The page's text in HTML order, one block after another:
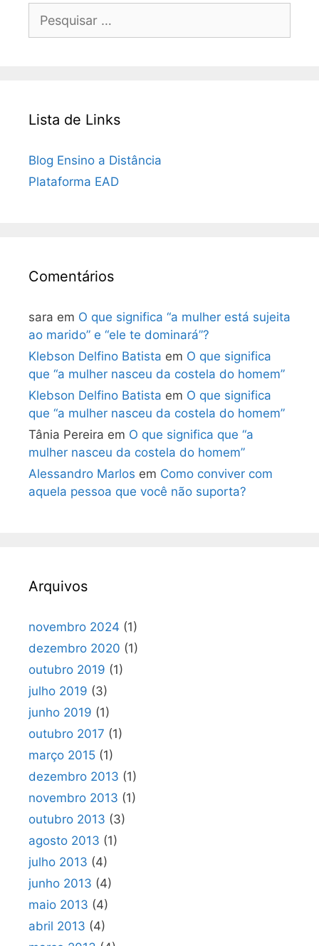
por:
Lista de Links
Blog Ensino a Distância
Plataforma EAD
Comentários
sara em O que significa “a mulher está sujeita
ao marido” e “ele te dominará”?
Klebson Delfino Batista em O que significa
que “a mulher nasceu da costela do homem”
Klebson Delfino Batista em O que significa
que “a mulher nasceu da costela do homem”
Tânia Pereira em O que significa que “a
mulher nasceu da costela do homem”
Alessandro Marlos em Como conviver com
aquela pessoa que você não suporta?
Arquivos
novembro 2024 (1)
dezembro 2020 (1)
outubro 2019 (1)
julho 2019 (3)
junho 2019 (1)
outubro 2017 (1)
março 2015 (1)
dezembro 2013 (1)
novembro 2013 (1)
outubro 2013 (3)
agosto 2013 (1)
julho 2013 (4)
junho 2013 (4)
maio 2013 (4)
abril 2013 (4)